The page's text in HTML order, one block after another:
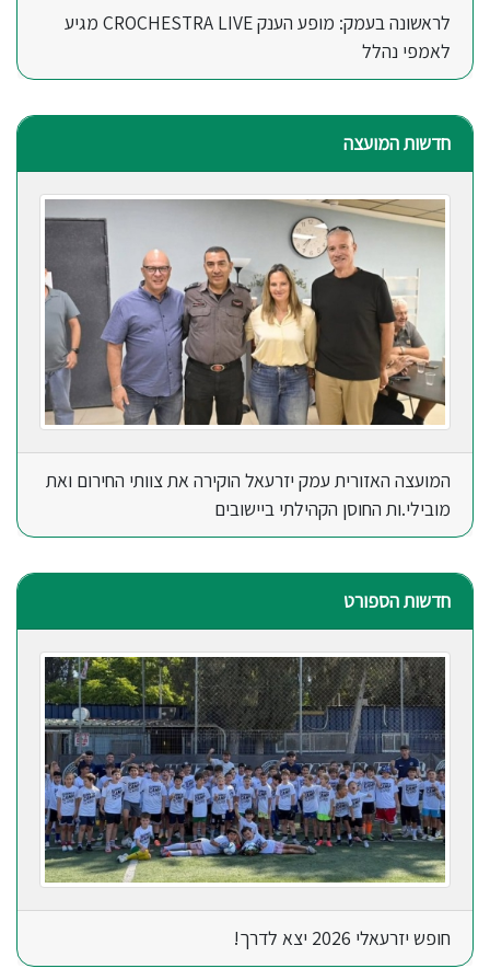
לראשונה בעמק: מופע הענק CROCHESTRA LIVE מגיע
לאמפי נהלל
חדשות המועצה
המועצה האזורית עמק יזרעאל הוקירה את צוותי החירום ואת
מובילי.ות החוסן הקהילתי ביישובים
חדשות הספורט
חופש יזרעאלי 2026 יצא לדרך!